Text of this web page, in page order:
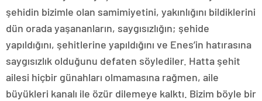
şehidin bizimle olan samimiyetini, yakınlığını bildiklerini
dün orada yaşananların, saygısızlığın; şehide
yapıldığını, şehitlerine yapıldığını ve Enes’in hatırasına
saygısızlık olduğunu defaten söylediler. Hatta şehit
ailesi hiçbir günahları olmamasına rağmen, aile
büyükleri kanalı ile özür dilemeye kalktı. Bizim böyle bir